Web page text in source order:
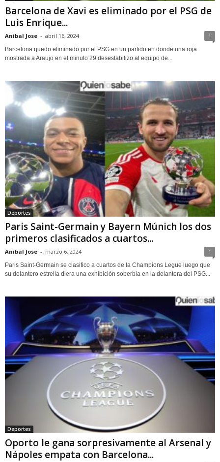
Barcelona de Xavi es eliminado por el PSG de
Luis Enrique...
Anibal Jose - abril 16, 2024 1
Barcelona quedo eliminado por el PSG en un partido en donde una roja
mostrada a Araujo en el minuto 29 desestabilizo al equipo de...
Deportes
Paris Saint-Germain y Bayern Múnich los dos
primeros clasificados a cuartos...
Anibal Jose - marzo 6, 2024 1
Paris Saint-Germain se clasifico a cuartos de la Champions Legue luego que
su delantero estrella diera una exhibición soberbia en la delantera del PSG...
Deportes
Oporto le gana sorpresivamente al Arsenal y
Nápoles empata con Barcelona...